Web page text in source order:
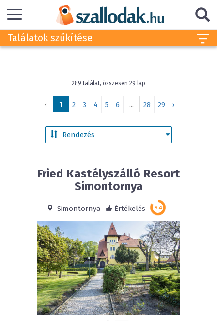
Találatok szűkítése
289 találat, összesen 29 lap
‹ 1 2 3 4 5 6 ... 28 29 ›
Fried Kastélyszálló Resort
Simontornya
Simontornya Értékelés